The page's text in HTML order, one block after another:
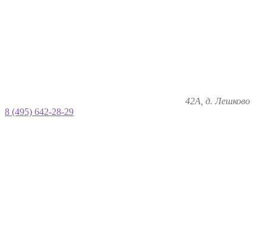
42А, д. Лешково
8 (495) 642-28-29